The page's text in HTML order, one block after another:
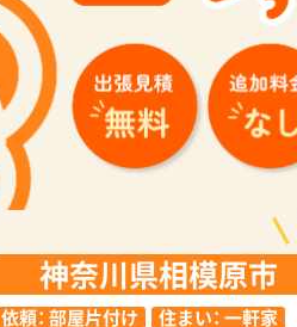
神奈川県相模原市
依頼： 部屋片付け 住まい： 一軒家